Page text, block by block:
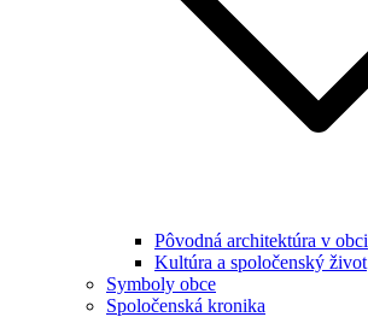
Pôvodná architektúra v obci
Kultúra a spoločenský život
Symboly obce
Spoločenská kronika